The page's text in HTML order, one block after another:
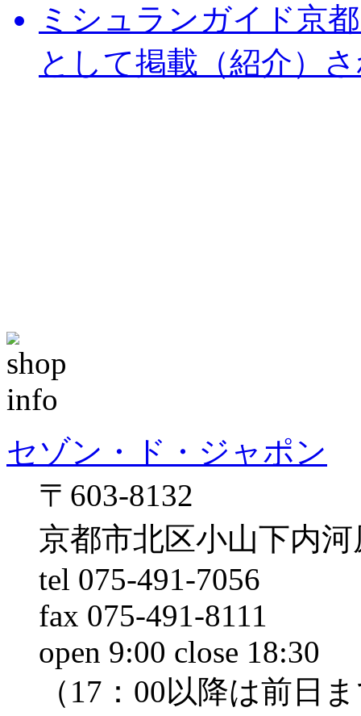
ミシュランガイド京
として掲載（紹介）
セゾン・ド・ジャポン
〒603-8132
京都市北区小山下内河
tel 075-491-7056
fax 075-491-8111
open 9:00 close 18:30
（17：00以降は前日